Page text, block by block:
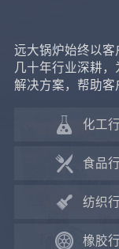
远大锅炉始终以客
几十年行业深耕
解决方案，帮助客
化工
食品
纺织
橡胶